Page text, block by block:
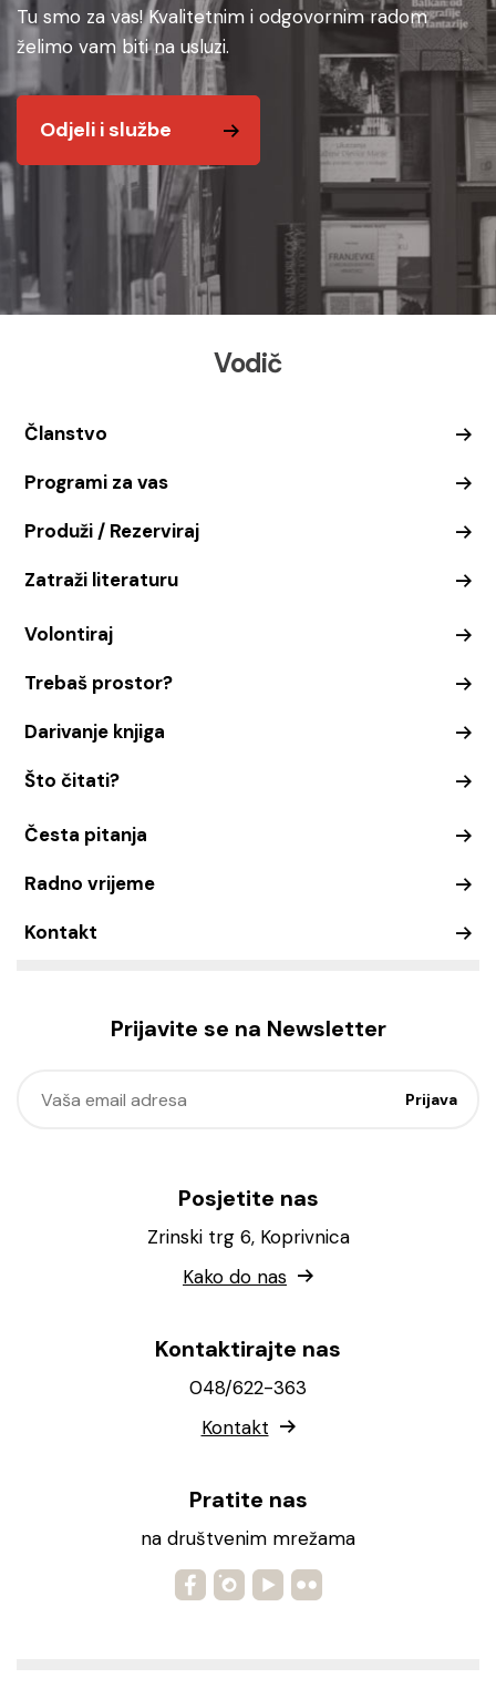
Tu smo za vas! Kvalitetnim i odgovornim radom
želimo vam biti na usluzi.
Odjeli i službe
Vodič
Članstvo
Programi za vas
Produži / Rezerviraj
Zatraži literaturu
Volontiraj
Trebaš prostor?
Darivanje knjiga
Što čitati?
Česta pitanja
Radno vrijeme
Kontakt
Prijavite se na Newsletter
Posjetite nas
Zrinski trg 6, Koprivnica
Kako do nas
Kontaktirajte nas
048/622-363
Kontakt
Pratite nas
na društvenim mrežama